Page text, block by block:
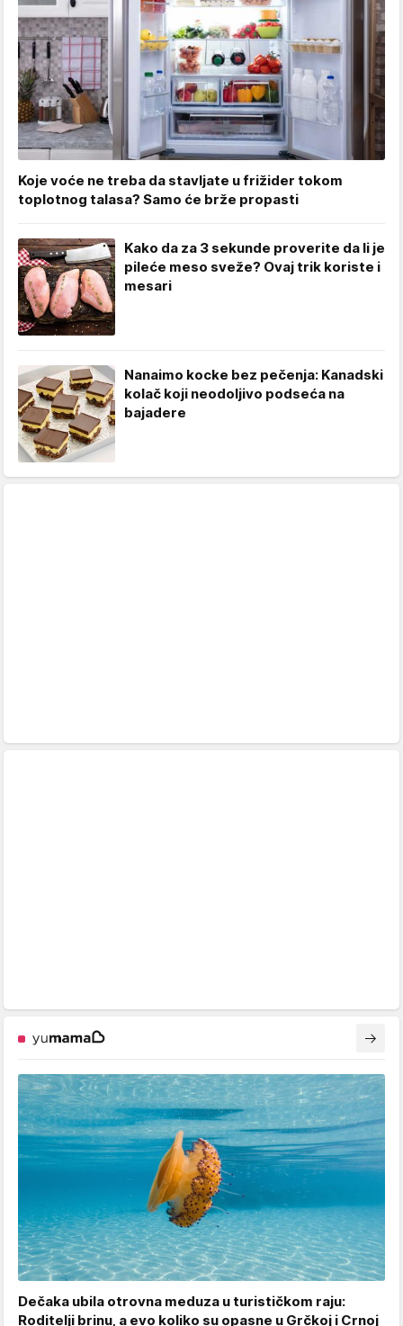
Koje voće ne treba da stavljate u frižider tokom
toplotnog talasa? Samo će brže propasti
Kako da za 3 sekunde proverite da li je
pileće meso sveže? Ovaj trik koriste i
mesari
Nanaimo kocke bez pečenja: Kanadski
kolač koji neodoljivo podseća na
bajadere
Dečaka ubila otrovna meduza u turističkom raju:
Roditelji brinu, a evo koliko su opasne u Grčkoj i Crnoj